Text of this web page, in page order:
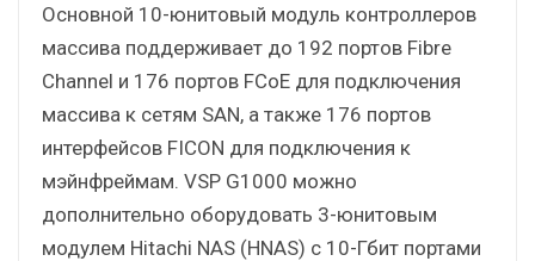
Основной 10-юнитовый модуль контроллеров
массива поддерживает до 192 портов Fibre
Channel и 176 портов FCoE для подключения
массива к сетям SAN, а также 176 портов
интерфейсов FICON для подключения к
мэйнфреймам. VSP G1000 можно
дополнительно оборудовать 3-юнитовым
модулем Hitachi NAS (HNAS) с 10-Гбит портами